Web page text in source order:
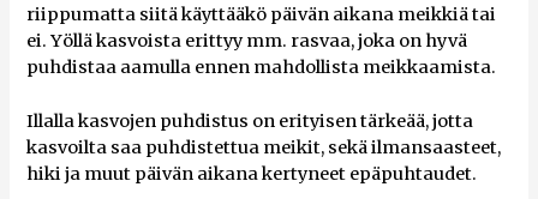
riippumatta siitä käyttääkö päivän aikana meikkiä tai
ei. Yöllä kasvoista erittyy mm. rasvaa, joka on hyvä
puhdistaa aamulla ennen mahdollista meikkaamista.
Illalla kasvojen puhdistus on erityisen tärkeää, jotta
kasvoilta saa puhdistettua meikit, sekä ilmansaasteet,
hiki ja muut päivän aikana kertyneet epäpuhtaudet.